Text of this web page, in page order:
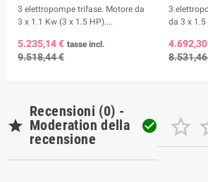
3 elettropompe trifase. Motore da
3 x 1.1 Kw (3 x 1.5 HP)....
5.235,14 € tasse incl.
9.518,44 €
3
da 3 x 1.5

Recensioni (0) -
Moderation della
recensione
 